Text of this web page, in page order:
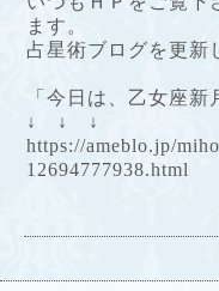
ます。
占星術ブログを更新
「今日は、乙女座新
↓ ↓ ↓
https://ameblo.jp/
12694777938.html